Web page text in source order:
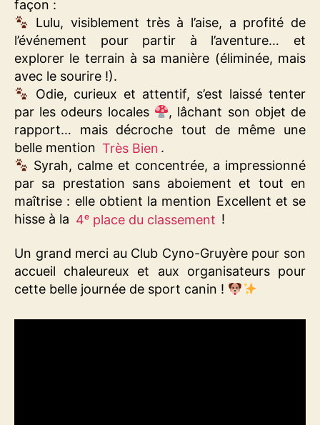
façon :
Lulu, visiblement très à l’aise, a profité de
l’événement pour partir à l’aventure… et
explorer le terrain à sa manière (éliminée, mais
avec le sourire !).
Odie, curieux et attentif, s’est laissé tenter
par les odeurs locales
, lâchant son objet de
rapport… mais décroche tout de même une
belle mention Très Bien .
Syrah, calme et concentrée, a impressionné
par sa prestation sans aboiement et tout en
maîtrise : elle obtient la mention Excellent et se
hisse à la 4ᵉ place du classement !
Un grand merci au Club Cyno-Gruyère pour son
accueil chaleureux et aux organisateurs pour
cette belle journée de sport canin !